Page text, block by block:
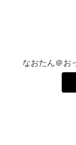
なおたん＠お